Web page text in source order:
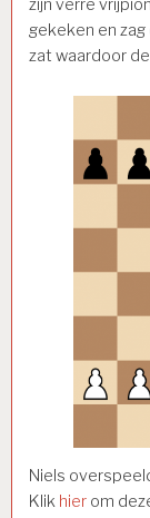
zijn verre
gekeken en
zat waardoor
Niels
Klik hier om